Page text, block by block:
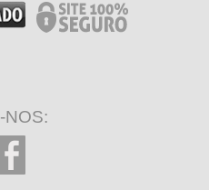
NOS: